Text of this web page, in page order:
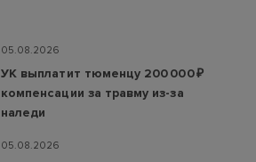
05.08.2026
УК выплатит тюменцу 200 000 ₽
компенсации за травму из-за
наледи
05.08.2026